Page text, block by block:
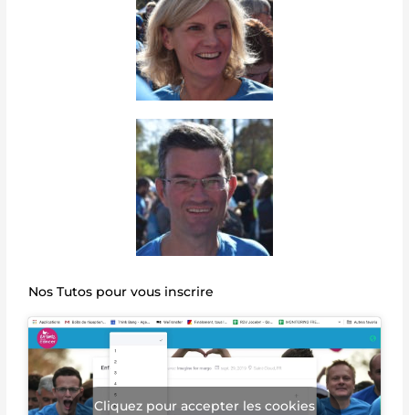
Nos Tutos pour vous inscrire
Cliquez pour accepter les cookies